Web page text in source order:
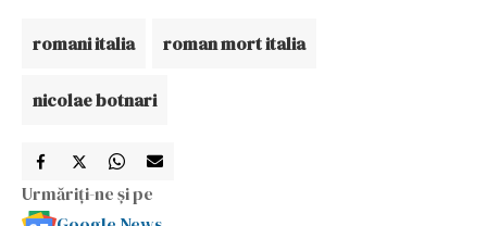
romani italia roman mort italia
nicolae botnari
Urmăriți-ne și pe